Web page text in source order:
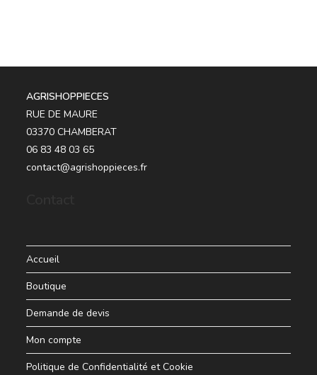
AGRISHOPPIECES
RUE DE MAURE
03370 CHAMBERAT
06 83 48 03 65
contact@agrishoppieces.fr
Accueil
Boutique
Demande de devis
Mon compte
Politique de Confidentialité et Cookie